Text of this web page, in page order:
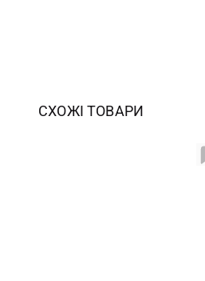
СХОЖІ ТОВАРИ